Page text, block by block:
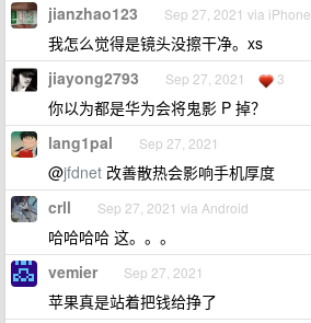
jianzhao123 Sep 27, 2021 via iPhone
我怎么觉得是镜头没擦干净。xs
jiayong2793 Sep 27, 2021 3
你以为都是华为会将鬼影 P 掉？
lang1pal Sep 27, 2021
@jfdnet 改善散热会影响手机厚度
crll Sep 27, 2021 via Android
哈哈哈哈 这。。。
vemier Sep 27, 2021
苹果真是站着把钱给挣了